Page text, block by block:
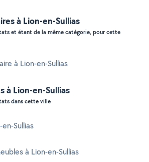
à Lion-en-Sullias
et étant de la même catégorie, pour cette
à Lion-en-Sullias
à Lion-en-Sullias
dans cette ville
Sullias
à Lion-en-Sullias